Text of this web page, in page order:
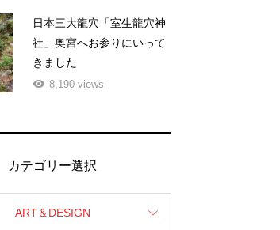
日本三大龍穴「室生龍穴神
社」奥宮へお参りにいって
きました
8,190 views
カテゴリー選択
ART＆DESIGN